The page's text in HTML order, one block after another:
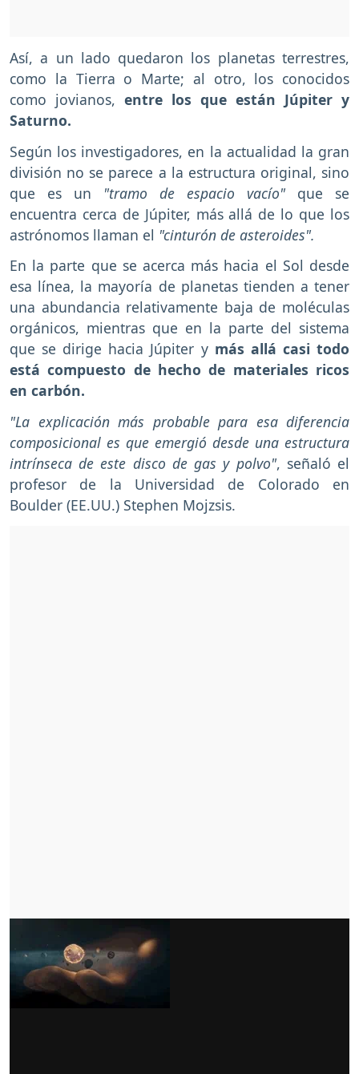
Así, a un lado quedaron los planetas terrestres,
como la Tierra o Marte; al otro, los conocidos
como jovianos, entre los que están Júpiter y
Saturno.
Según los investigadores, en la actualidad la gran
división no se parece a la estructura original, sino
que es un "tramo de espacio vacío" que se
encuentra cerca de Júpiter, más allá de lo que los
astrónomos llaman el "cinturón de asteroides".
En la parte que se acerca más hacia el Sol desde
esa línea, la mayoría de planetas tienden a tener
una abundancia relativamente baja de moléculas
orgánicos, mientras que en la parte del sistema
que se dirige hacia Júpiter y más allá casi todo
está compuesto de hecho de materiales ricos
en carbón.
"La explicación más probable para esa diferencia
composicional es que emergió desde una estructura
intrínseca de este disco de gas y polvo", señaló el
profesor de la Universidad de Colorado en
Boulder (EE.UU.) Stephen Mojzsis.